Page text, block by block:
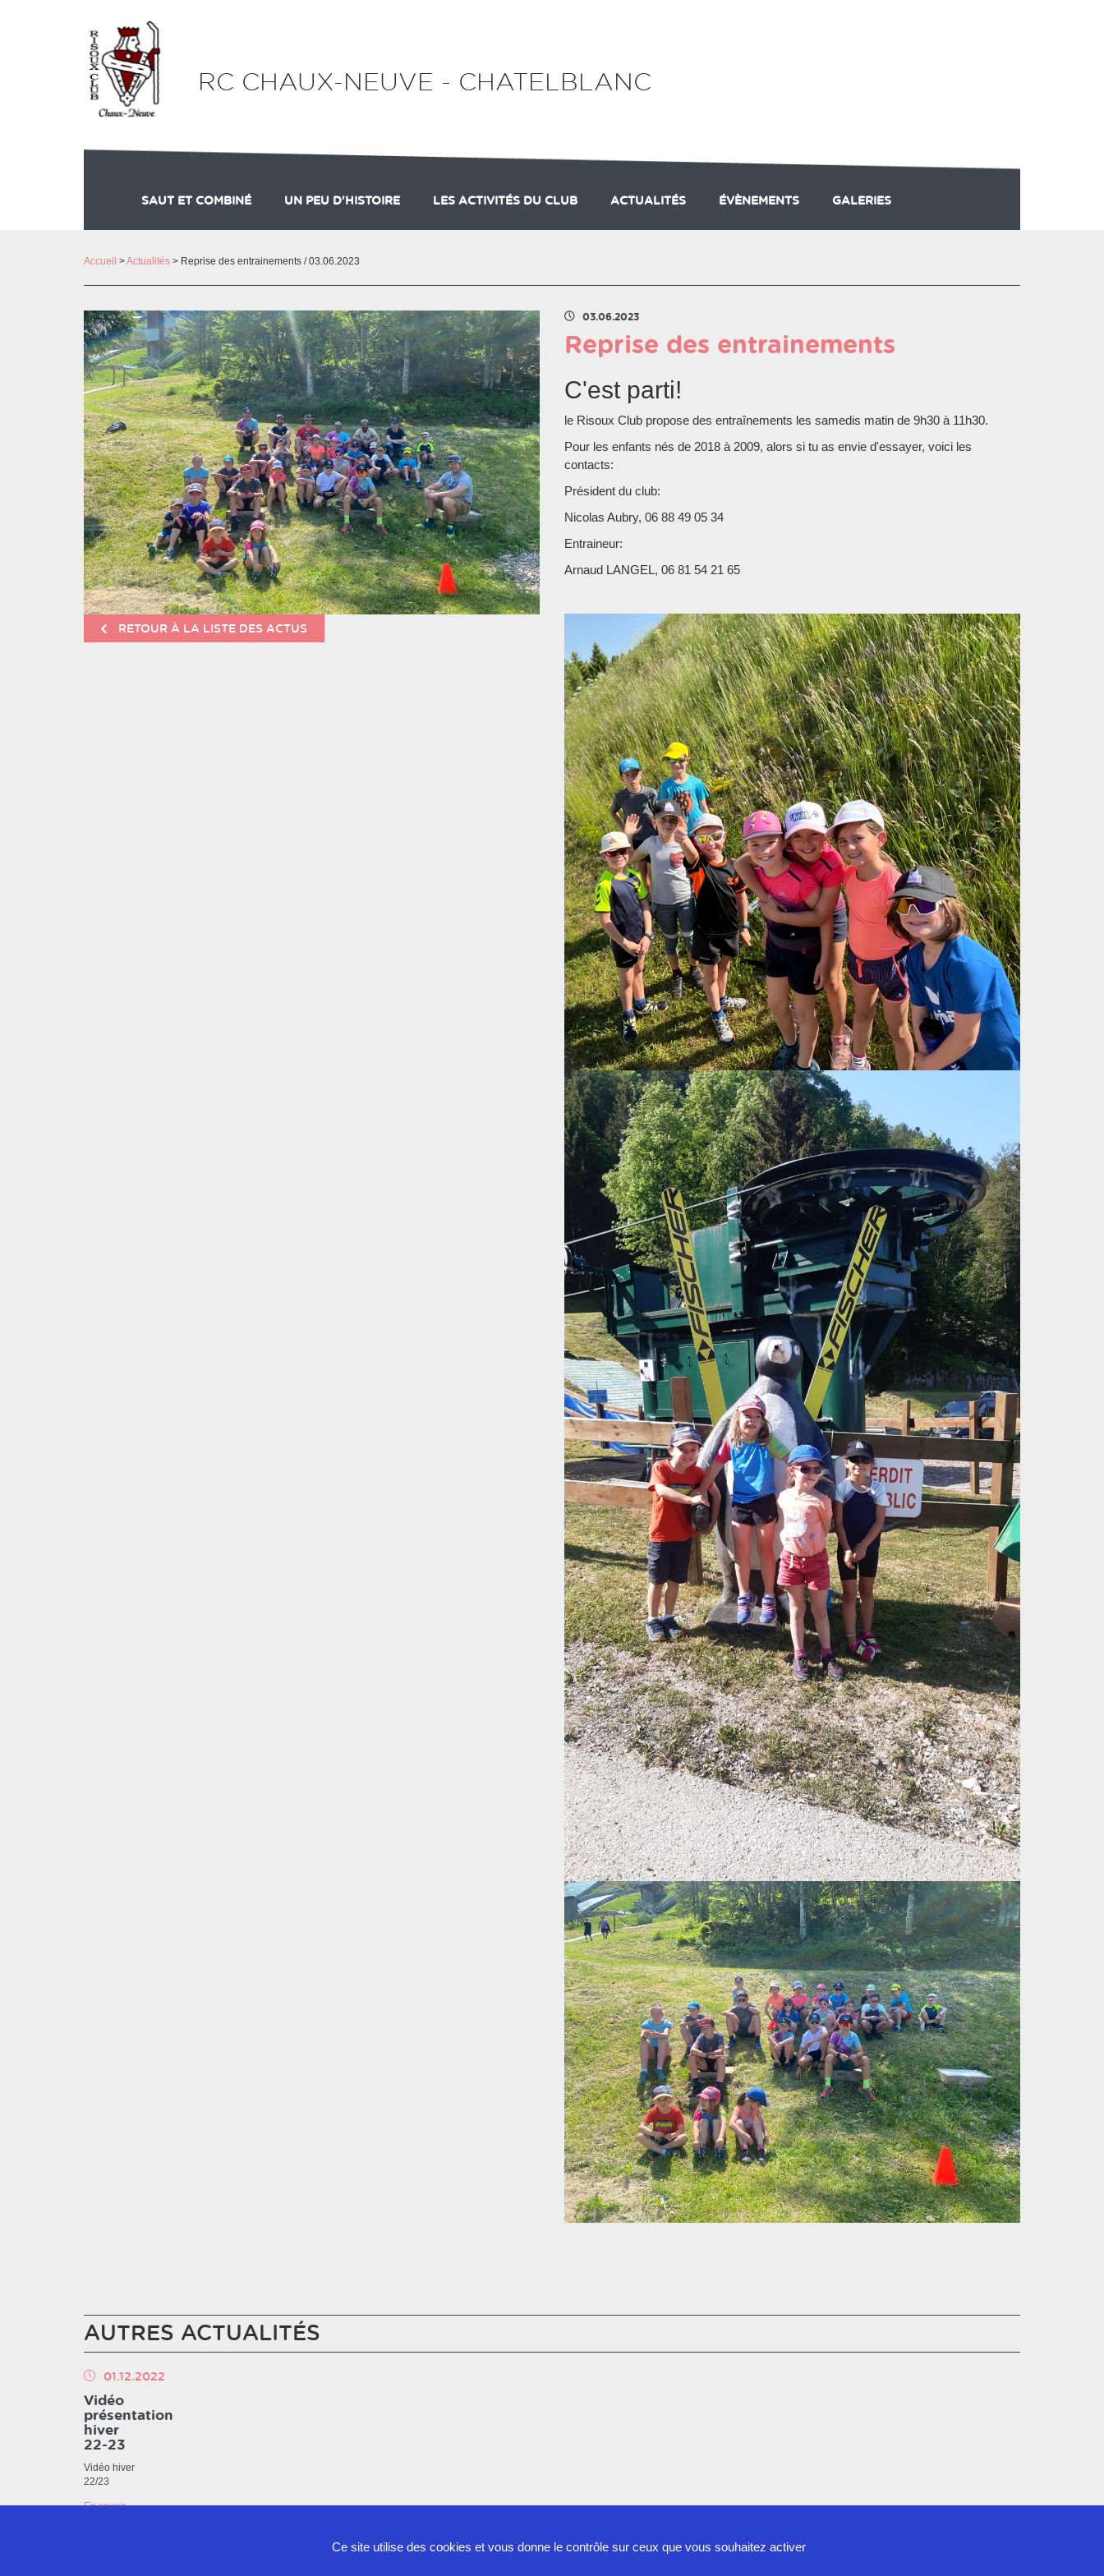
RC CHAUX-NEUVE - CHATELBLANC
SAUT ET COMBINÉ UN PEU D'HISTOIRE LES ACTIVITÉS DU CLUB ACTUALITÉS ÉVÈNEMENTS GALERIES
Accueil >Actualités > Reprise des entrainements / 03.06.2023
RETOUR À LA LISTE DES ACTUS
03.06.2023
Reprise des entrainements
C'est parti!
le Risoux Club propose des entraînements les samedis matin de 9h30 à 11h30.
Pour les enfants nés de 2018 à 2009, alors si tu as envie d'essayer, voici les
contacts:
Président du club:
Nicolas Aubry, 06 88 49 05 34
Entraineur:
Arnaud LANGEL, 06 81 54 21 65
AUTRES ACTUALITÉS
01.12.2022
Vidéo
présentation
hiver
22-23
Vidéo hiver
22/23
En savoir
Ce site utilise des cookies et vous donne le contrôle sur ceux que vous souhaitez activer